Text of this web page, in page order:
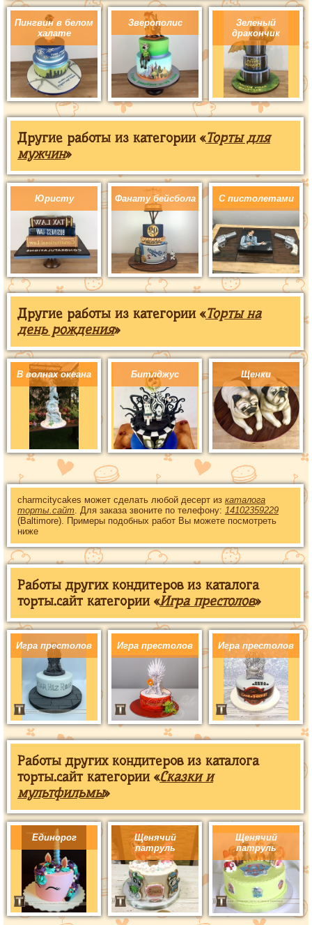
Пингвин в белом
халате
Зверополис
Зеленый
дракончик
Другие работы из категории «Торты для
мужчин»
Юристу Фанату бейсбола С пистолетами
Другие работы из категории «Торты на
день рождения»
В волнах океана Битлджус Щенки
charmcitycakes может сделать любой десерт из каталога
торты.сайт. Для заказа звоните по телефону: 14102359229
(Baltimore). Примеры подобных работ Вы можете посмотреть
ниже
Работы других кондитеров из каталога
торты.сайт категории «Игра престолов»
Игра престолов Игра престолов Игра престолов
Работы других кондитеров из каталога
торты.сайт категории «Сказки и
мультфильмы»
Единорог
Щенячий
патруль
Щенячий
патруль